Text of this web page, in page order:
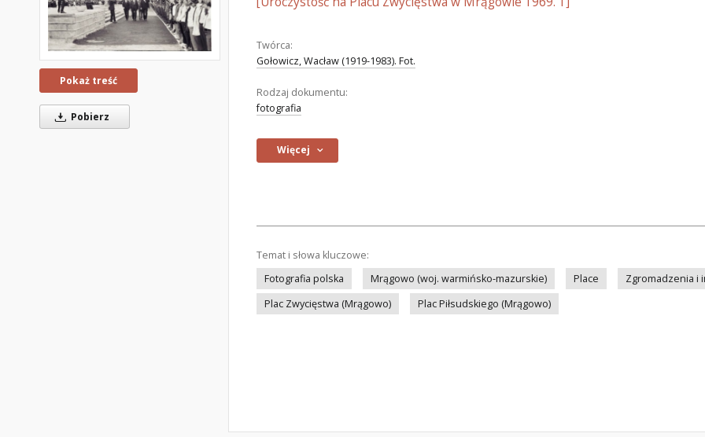
Pokaż treść
Pobierz
Twórca:
Gołowicz, Wacław (1919-1983). Fot.
Rodzaj dokumentu:
fotografia
Więcej
Temat i słowa kluczowe:
Fotografia polska
Mrągowo (woj. warmińsko-mazurskie) Place Zgromadzenia i
Plac Zwycięstwa (Mrągowo)
Plac Piłsudskiego (Mrągowo)